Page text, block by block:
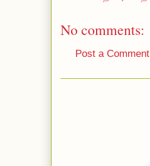
No comments:
Post a Comment